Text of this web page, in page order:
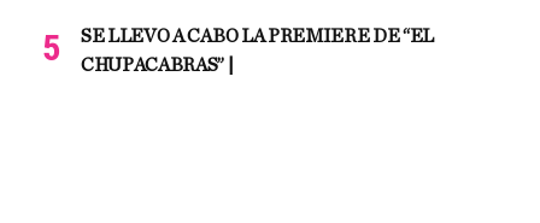
SE LLEVO A CABO LA PREMIERE DE “EL
CHUPACABRAS” |